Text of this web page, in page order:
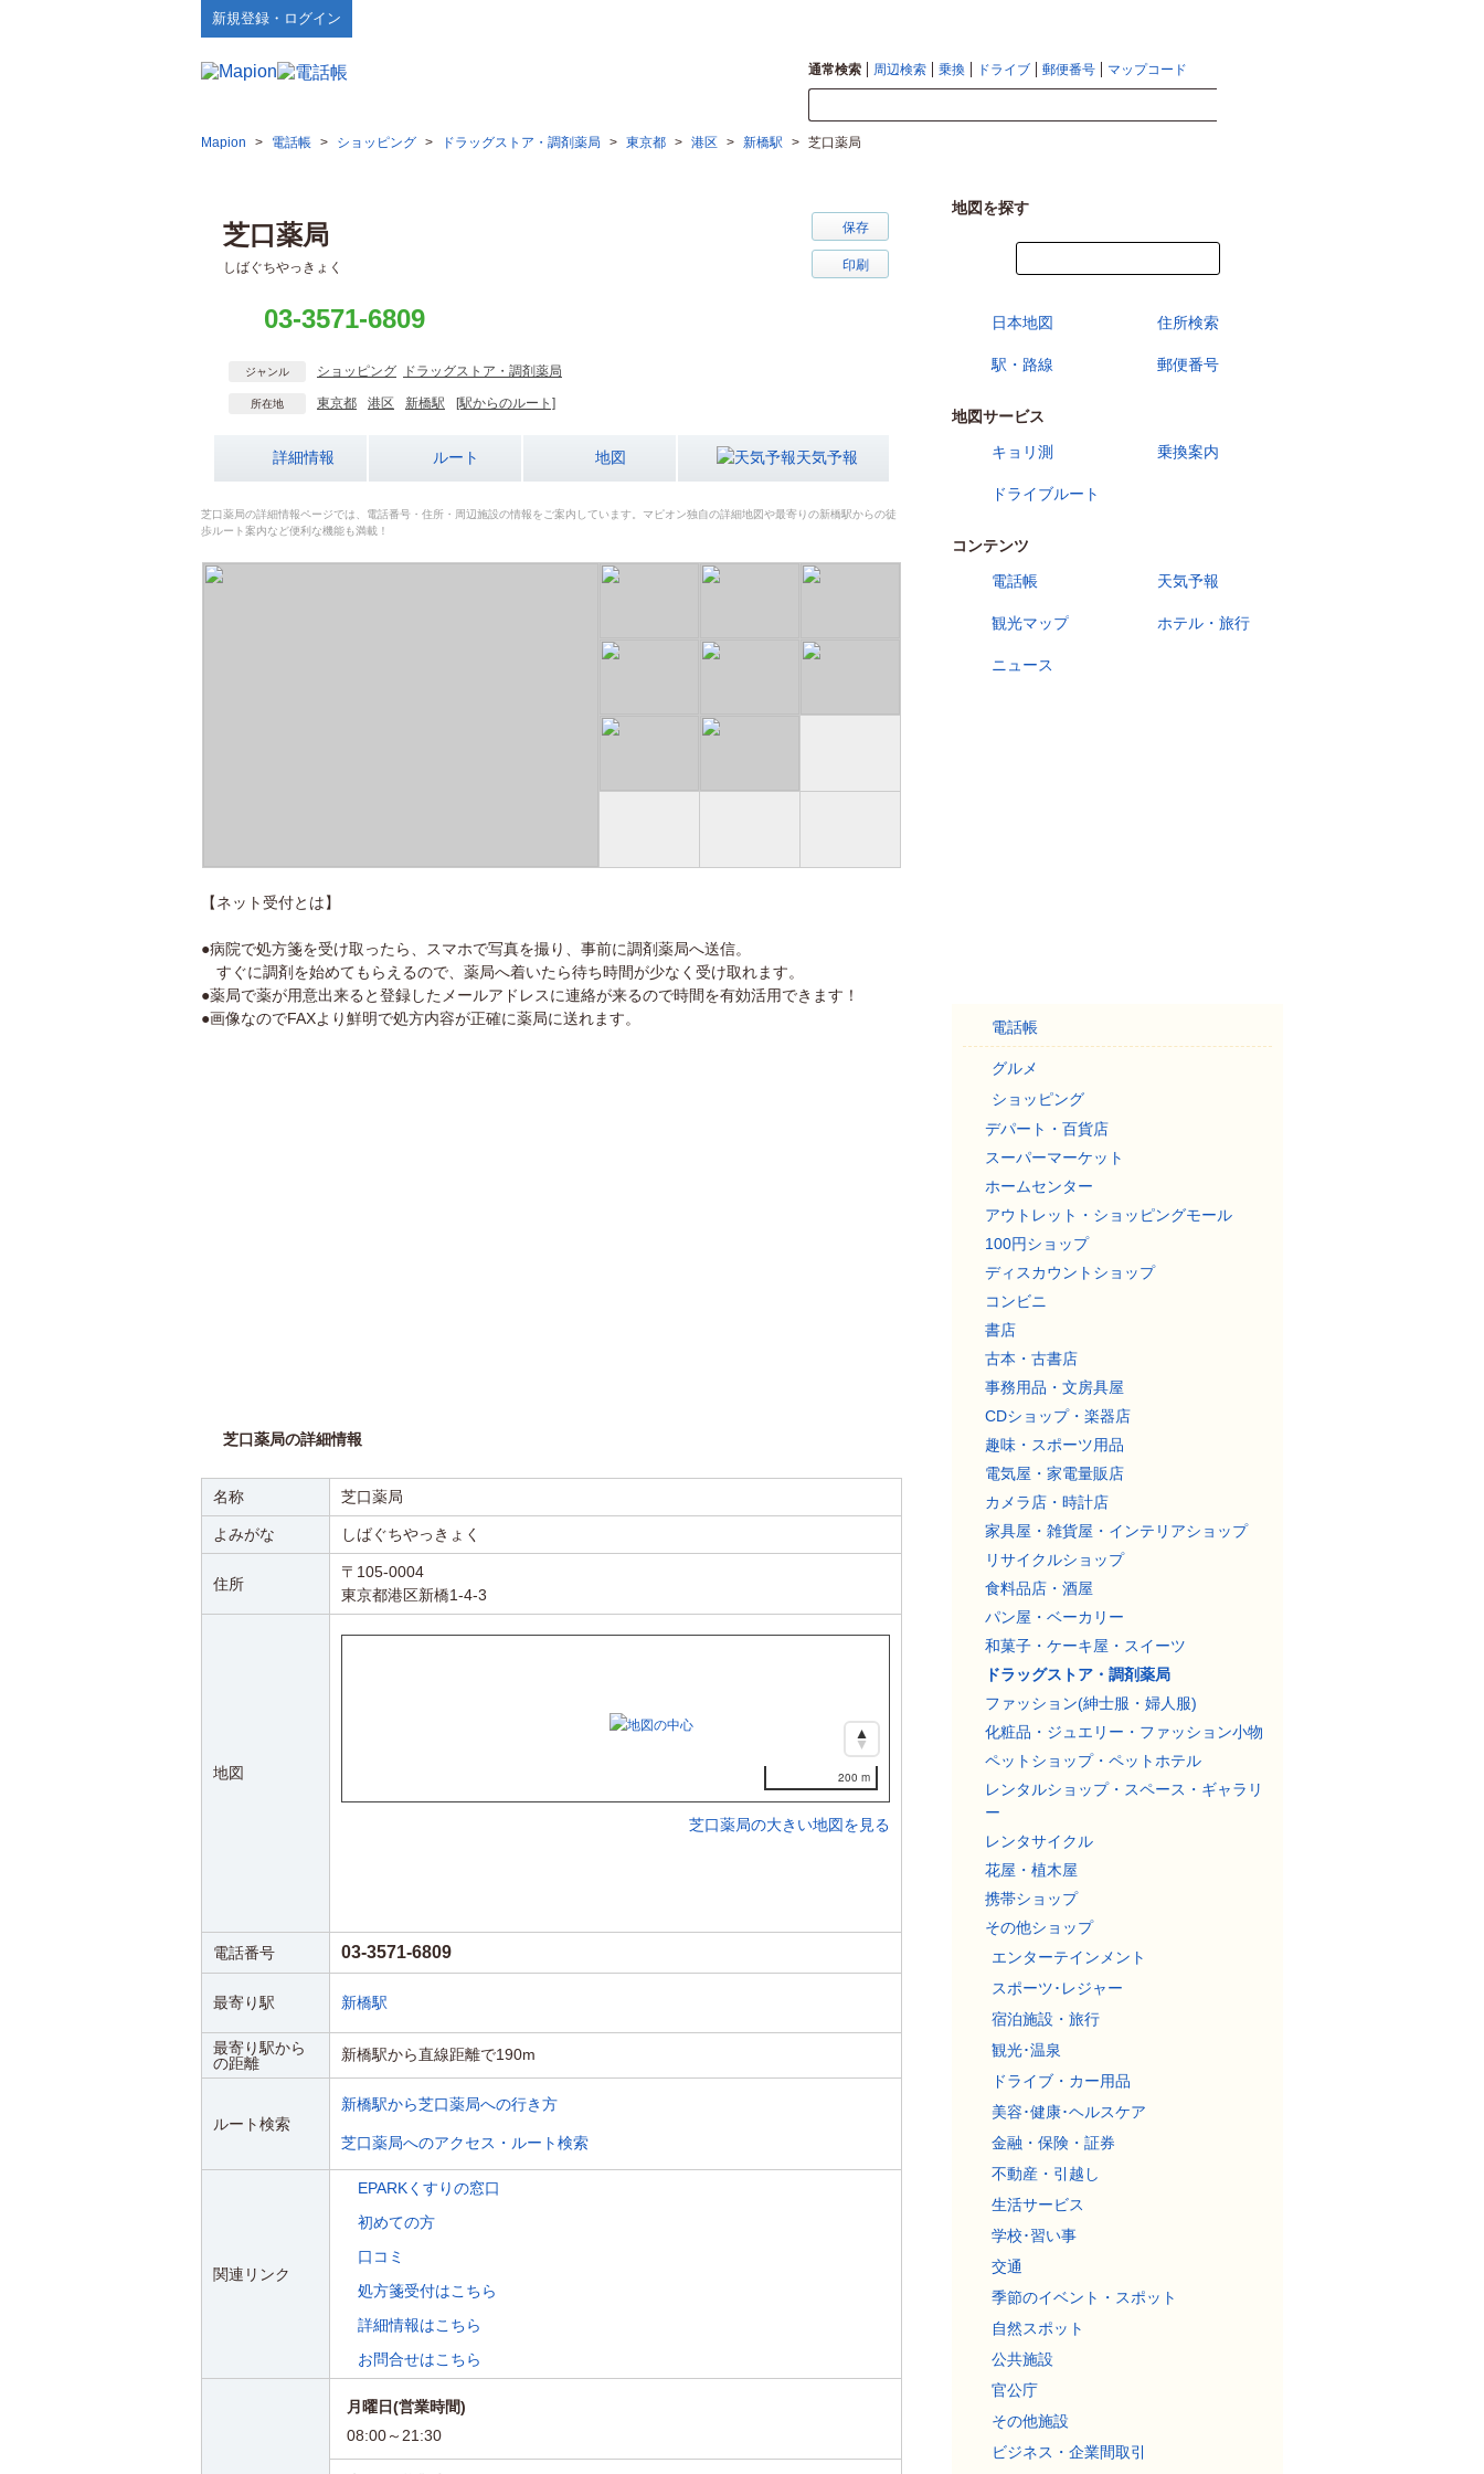
新規登録・ログイン
通常検索 周辺検索 乗換 ドライブ 郵便番号 マップコード
Mapion > 電話帳 > ショッピング > ドラッグストア・調剤薬局 > 東京都 > 港区 > 新橋駅 > 芝口薬局
芝口薬局
しばぐちやっきょく
保存
印刷
03-3571-6809
ジャンル ショッピング ドラッグストア・調剤薬局
所在地 東京都 港区 新橋駅 [駅からのルート]
詳細情報 ルート 地図 天気予報
芝口薬局の詳細情報ページでは、電話番号・住所・周辺施設の情報をご案内しています。マピオン独自の詳細地図や最寄りの新橋駅からの徒
歩ルート案内など便利な機能も満載！
【ネット受付とは】
●病院で処方箋を受け取ったら、スマホで写真を撮り、事前に調剤薬局へ送信。
すぐに調剤を始めてもらえるので、薬局へ着いたら待ち時間が少なく受け取れます。
●薬局で薬が用意出来ると登録したメールアドレスに連絡が来るので時間を有効活用できます！
●画像なのでFAXより鮮明で処方内容が正確に薬局に送れます。
芝口薬局の詳細情報
名称 芝口薬局
よみがな しばぐちやっきょく
住所
〒105-0004
東京都港区新橋1-4-3
地図 200 m
芝口薬局の大きい地図を見る
電話番号 03-3571-6809
最寄り駅 新橋駅
最寄り駅から
の距離
新橋駅から直線距離で190m
ルート検索
新橋駅から芝口薬局への行き方
芝口薬局へのアクセス・ルート検索
関連リンク
EPARKくすりの窓口
初めての方
口コミ
処方箋受付はこちら
詳細情報はこちら
お問合せはこちら
月曜日(営業時間)
08:00～21:30
地図を探す
日本地図 住所検索
駅・路線 郵便番号
地図サービス
キョリ測
乗換案内
ドライブルート
コンテンツ
電話帳
天気予報
観光マップ ホテル・旅行
ニュース
電話帳
グルメ
ショッピング
デパート・百貨店
スーパーマーケット
ホームセンター
アウトレット・ショッピングモール
100円ショップ
ディスカウントショップ
コンビニ
書店
古本・古書店
事務用品・文房具屋
CDショップ・楽器店
趣味・スポーツ用品
電気屋・家電量販店
カメラ店・時計店
家具屋・雑貨屋・インテリアショップ
リサイクルショップ
食料品店・酒屋
パン屋・ベーカリー
和菓子・ケーキ屋・スイーツ
ドラッグストア・調剤薬局
ファッション(紳士服・婦人服)
化粧品・ジュエリー・ファッション小物
ペットショップ・ペットホテル
レンタルショップ・スペース・ギャラリ
ー
レンタサイクル
花屋・植木屋
携帯ショップ
その他ショップ
エンターテインメント
スポーツ･レジャー
宿泊施設・旅行
観光･温泉
ドライブ・カー用品
美容･健康･ヘルスケア
金融・保険・証券
不動産・引越し
生活サービス
学校･習い事
交通
季節のイベント・スポット
自然スポット
公共施設
官公庁
その他施設
ビジネス・企業間取引